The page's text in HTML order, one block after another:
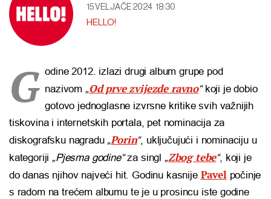
15 VELJAČE 2024 18:30
HELLO!
G odine 2012. izlazi drugi album grupe pod
nazivom „Od prve zvijezde ravno“koji je dobio
gotovo jednoglasne izvrsne kritike svih važnijih
tiskovina i internetskih portala, pet nominacija za
diskografsku nagradu„Porin“, uključujući i nominaciju u
kategoriji„Pjesma godine“za singl „Zbog tebe“, koji je
do danas njihov najveći hit. Godinu kasnije Pavelpočinje
s radom na trećem albumu te je u prosincu iste godine